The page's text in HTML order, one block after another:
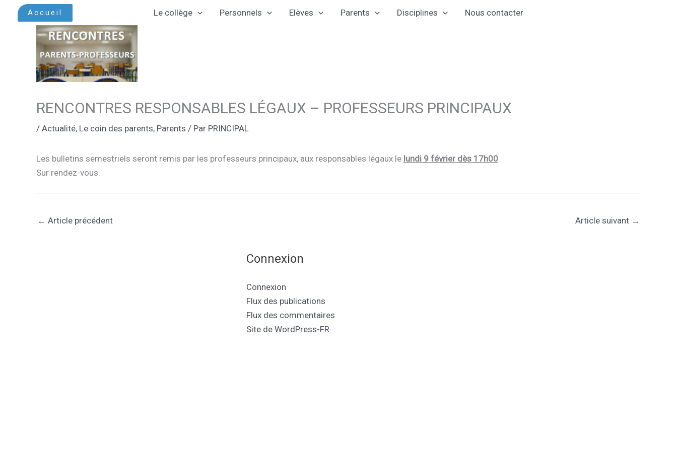
Accueil Le collège Personnels Elèves Parents Disciplines Nous contacter
RENCONTRES RESPONSABLES LÉGAUX – PROFESSEURS PRINCIPAUX
/ Actualité, Le coin des parents, Parents / Par PRINCIPAL
Les bulletins semestriels seront remis par les professeurs principaux, aux responsables légaux le lundi 9 février dès 17h00.
Sur rendez-vous.
← Article précédent Article suivant →
Connexion
Connexion
Flux des publications
Flux des commentaires
Site de WordPress-FR